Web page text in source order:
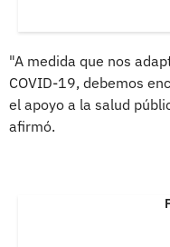
"A medida que nos
COVID-19, debemos
el apoyo a la salud
afirmó.